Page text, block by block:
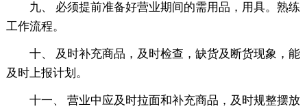
九、 必须提前准备好营业期间的需用品，用具。熟练
工作流程。
十、 及时补充商品，及时检查，缺货及断货现象，能
及时上报计划。
十一、 营业中应及时拉面和补充商品，及时规整摆放